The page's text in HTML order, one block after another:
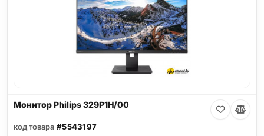
Монитор Philips 329P1H/00
код товара #5543197